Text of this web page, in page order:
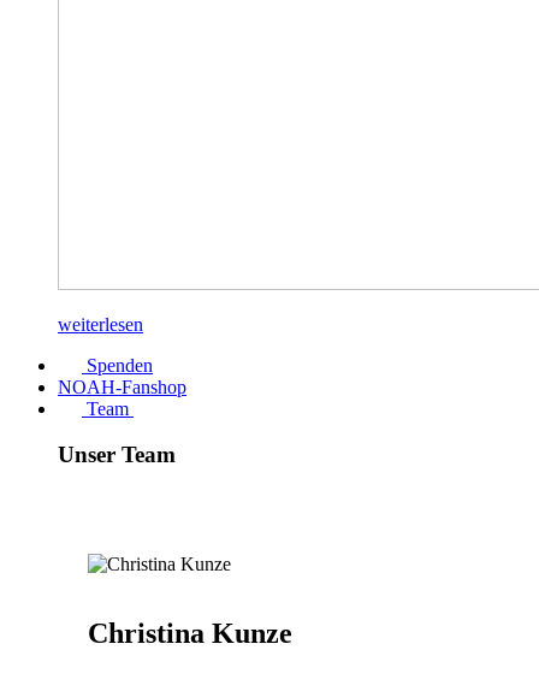
weiterlesen
Spenden
NOAH-Fanshop
Team
Unser Team
Christina Kunze